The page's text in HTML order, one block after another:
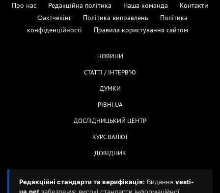
Про нас Редакційна політика Наша команда
Контакти
Фактчекінг
Політика виправлень
Політика
конфіденційності
Правила користування сайтом
НОВИНИ
СТАТТІ / ІНТЕРВ'Ю
ДУМКИ
РІВНІ.UA
ДОСЛІДНИЦЬКИЙ ЦЕНТР
КУРС ВАЛЮТ
ДОВІДНИК
Редакційні стандарти та верифікація: Видання vesti-